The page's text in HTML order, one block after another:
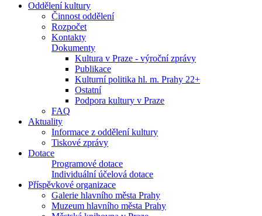
Oddělení kultury
Činnost oddělení
Rozpočet
Kontakty
Dokumenty
Kultura v Praze - výroční zprávy
Publikace
Kulturní politika hl. m. Prahy 22+
Ostatní
Podpora kultury v Praze
FAQ
Aktuality
Informace z oddělení kultury
Tiskové zprávy
Dotace
Programové dotace
Individuální účelová dotace
Příspěvkové organizace
Galerie hlavního města Prahy
Muzeum hlavního města Prahy